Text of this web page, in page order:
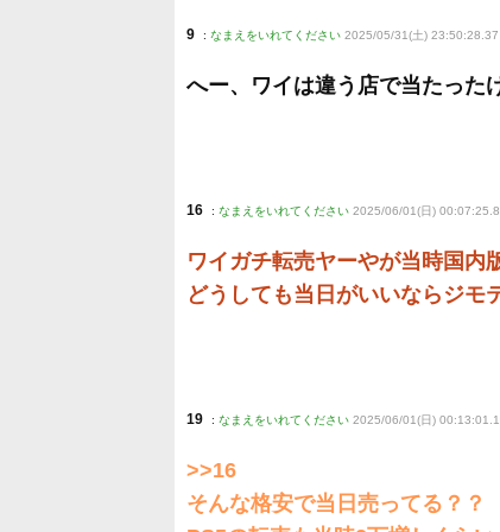
9 : なまえをいれてください 2025/05/31(土) 23:50:28.37
へー、ワイは違う店で当たった
16 : なまえをいれてください 2025/06/01(日)
ワイガチ転売ヤーやが当時国内
どうしても当日がいいならジモ
19 : なまえをいれてください 2025/06/01(日)
>>16
そんな格安で当日売ってる？？